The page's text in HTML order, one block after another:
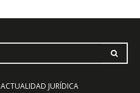
ACTUALIDAD JURÍDICA